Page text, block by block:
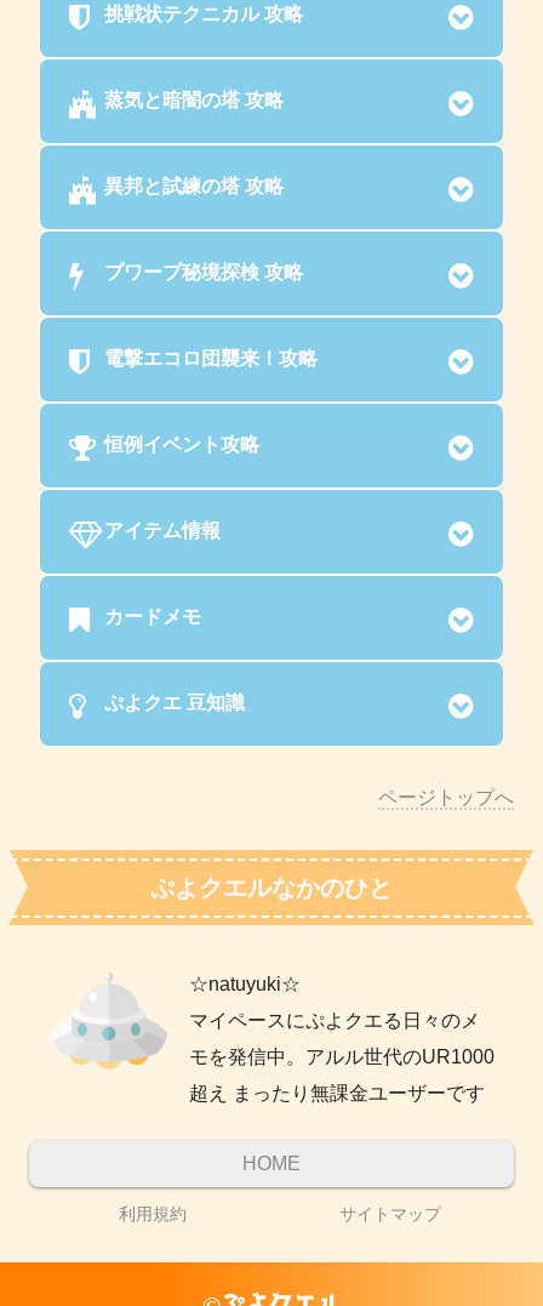
挑戦状テクニカル 攻略
蒸気と暗闇の塔 攻略
異邦と試練の塔 攻略
プワープ秘境探検 攻略
電撃エコロ団襲来！攻略
恒例イベント攻略
アイテム情報
カードメモ
ぷよクエ 豆知識
ページトップへ
ぷよクエルなかのひと
☆natuyuki☆
マイペースにぷよクエる日々のメ
モを発信中。アルル世代のUR1000
超え まったり無課金ユーザーです
HOME
利用規約 サイトマップ